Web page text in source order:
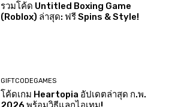
รวมโค้ด Untitled Boxing Game
(Roblox) ล่าสุด: ฟรี Spins & Style!
GIFTCODEGAMES
โค้ดเกม Heartopia อัปเดตล่าสุด ก.พ.